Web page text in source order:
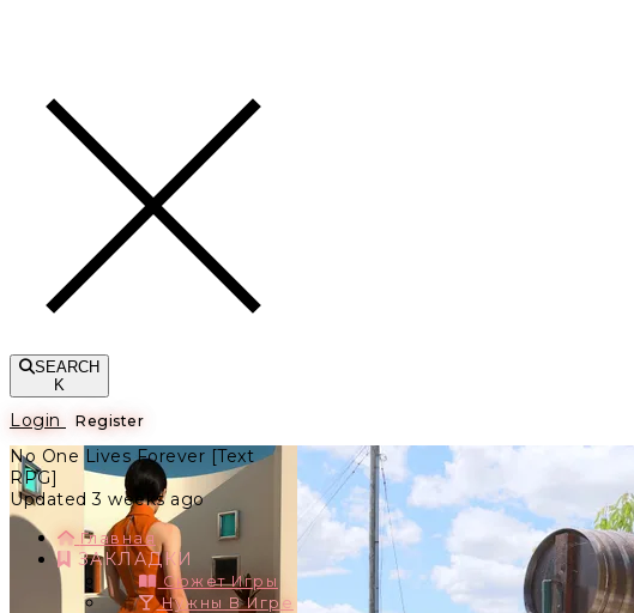
SEARCH
K
Login Register
No One Lives Forever [Text
RPG]
Updated 3 weeks ago
Главная
ЗАКЛАДКИ
Сюжет Игры
Нужны В Игре